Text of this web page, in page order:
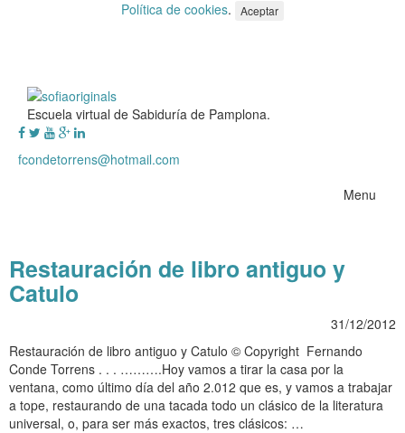
Política de cookies. Aceptar
Escuela virtual de Sabiduría de Pamplona.
fcondetorrens@hotmail.com
Menu
Restauración de libro antiguo y
Catulo
31/12/2012
Restauración de libro antiguo y Catulo © Copyright Fernando
Conde Torrens . . . ……….Hoy vamos a tirar la casa por la
ventana, como último día del año 2.012 que es, y vamos a trabajar
a tope, restaurando de una tacada todo un clásico de la literatura
universal, o, para ser más exactos, tres clásicos: …